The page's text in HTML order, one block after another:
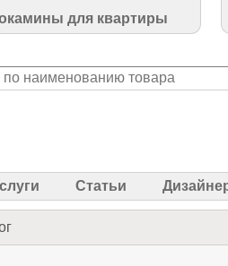
для квартиры
Статьи